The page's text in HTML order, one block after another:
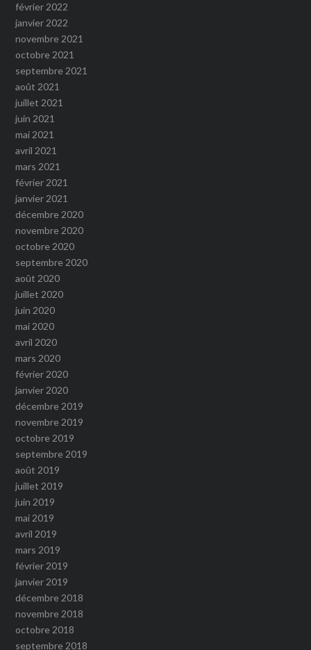
février 2022
janvier 2022
novembre 2021
octobre 2021
septembre 2021
août 2021
juillet 2021
juin 2021
mai 2021
avril 2021
mars 2021
février 2021
janvier 2021
décembre 2020
novembre 2020
octobre 2020
septembre 2020
août 2020
juillet 2020
juin 2020
mai 2020
avril 2020
mars 2020
février 2020
janvier 2020
décembre 2019
novembre 2019
octobre 2019
septembre 2019
août 2019
juillet 2019
juin 2019
mai 2019
avril 2019
mars 2019
février 2019
janvier 2019
décembre 2018
novembre 2018
octobre 2018
septembre 2018